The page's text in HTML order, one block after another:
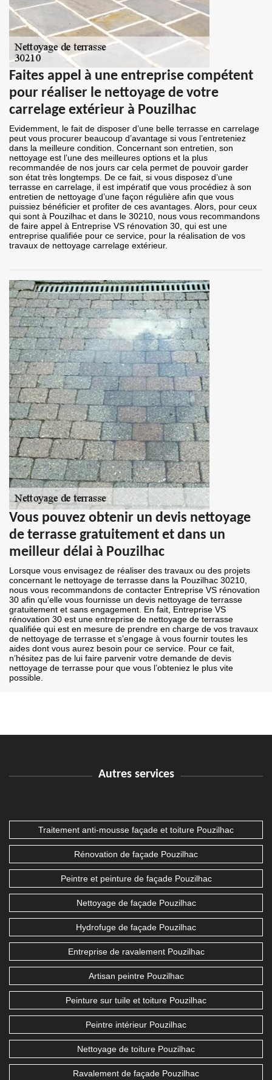
Faites appel à une entreprise compétent
pour réaliser le nettoyage de votre
carrelage extérieur à Pouzilhac
Evidemment, le fait de disposer d’une belle terrasse en carrelage
peut vous procurer beaucoup d’avantage si vous l’entreteniez
dans la meilleure condition. Concernant son entretien, son
nettoyage est l’une des meilleures options et la plus
recommandée de nos jours car cela permet de pouvoir garder
son état très longtemps. De ce fait, si vous disposez d’une
terrasse en carrelage, il est impératif que vous procédiez à son
entretien de nettoyage d’une façon régulière afin que vous
puissiez bénéficier et profiter de ces avantages. Alors, pour ceux
qui sont à Pouzilhac et dans le 30210, nous vous recommandons
de faire appel à Entreprise VS rénovation 30, qui est une
entreprise qualifiée pour ce service, pour la réalisation de vos
travaux de nettoyage carrelage extérieur.
Vous pouvez obtenir un devis nettoyage
de terrasse gratuitement et dans un
meilleur délai à Pouzilhac
Lorsque vous envisagez de réaliser des travaux ou des projets
concernant le nettoyage de terrasse dans la Pouzilhac 30210,
nous vous recommandons de contacter Entreprise VS rénovation
30 afin qu’elle vous fournisse un devis nettoyage de terrasse
gratuitement et sans engagement. En fait, Entreprise VS
rénovation 30 est une entreprise de nettoyage de terrasse
qualifiée qui est en mesure de prendre en charge de vos travaux
de nettoyage de terrasse et s’engage à vous fournir toutes les
aides dont vous aurez besoin pour ce service. Pour ce fait,
n’hésitez pas de lui faire parvenir votre demande de devis
nettoyage de terrasse pour que vous l’obteniez le plus vite
possible.
Autres services
Traitement anti-mousse façade et toiture Pouzilhac
Rénovation de façade Pouzilhac
Peintre et peinture de façade Pouzilhac
Nettoyage de façade Pouzilhac
Hydrofuge de façade Pouzilhac
Entreprise de ravalement Pouzilhac
Artisan peintre Pouzilhac
Peinture sur tuile et toiture Pouzilhac
Peintre intérieur Pouzilhac
Nettoyage de toiture Pouzilhac
Ravalement de façade Pouzilhac